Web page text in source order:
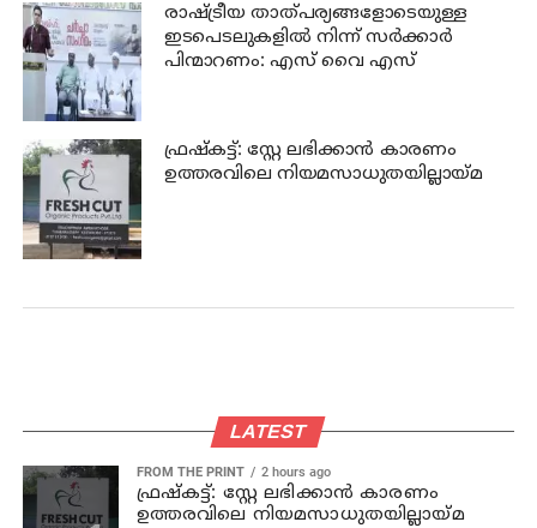
രാഷ്ട്രീയ താത്പര്യങ്ങളോടെയുള്ള
ഇടപെടലുകളില്‍ നിന്ന് സര്‍ക്കാര്‍
പിന്മാറണം: എസ് വൈ എസ്
ഫ്രഷ്‌കട്ട്: സ്റ്റേ ലഭിക്കാന്‍ കാരണം
ഉത്തരവിലെ നിയമസാധുതയില്ലായ്മ
LATEST
FROM THE PRINT 2 hours ago
ഫ്രഷ്‌കട്ട്: സ്റ്റേ ലഭിക്കാന്‍ കാരണം
ഉത്തരവിലെ നിയമസാധുതയില്ലായ്മ